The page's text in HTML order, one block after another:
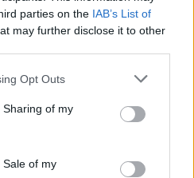
parties on the IAB’s List of
may further disclose it to other
Opt Outs
of my
of my
00:15:54
bandymu įsitvirtinti